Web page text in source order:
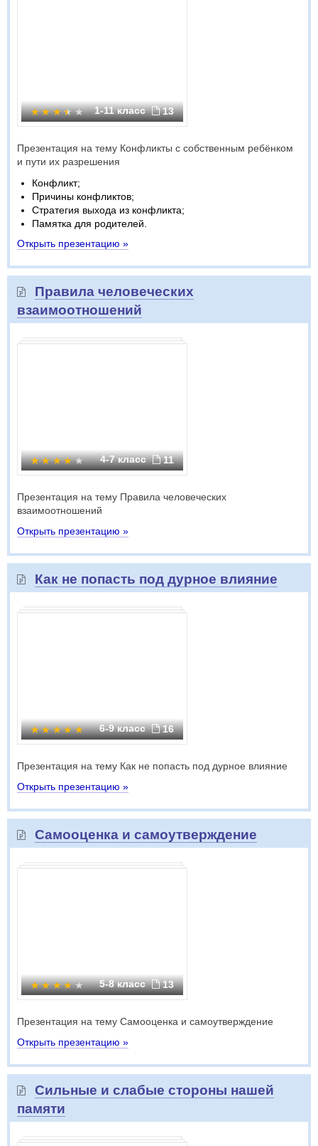
1-11 класс 13
Презентация на тему Конфликты с собственным ребёнком
и пути их разрешения
Конфликт;
Причины конфликтов;
Стратегия выхода из конфликта;
Памятка для родителей.
Открыть презентацию »
Правила человеческих
взаимоотношений
4-7 класс 11
Презентация на тему Правила человеческих
взаимоотношений
Открыть презентацию »
Как не попасть под дурное влияние
6-9 класс 16
Презентация на тему Как не попасть под дурное влияние
Открыть презентацию »
Самооценка и самоутверждение
5-8 класс 13
Презентация на тему Самооценка и самоутверждение
Открыть презентацию »
Сильные и слабые стороны нашей
памяти